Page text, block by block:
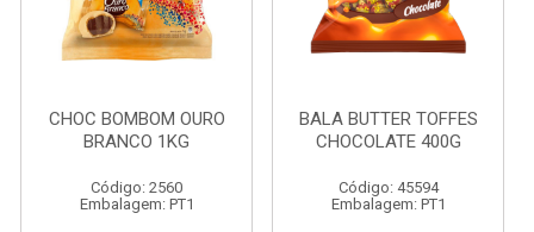
CHOC BOMBOM OURO
BRANCO 1KG
Código: 2560
Embalagem: PT1
BALA BUTTER TOFFES
CHOCOLATE 400G
Código: 45594
Embalagem: PT1